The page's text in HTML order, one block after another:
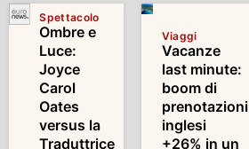
Spettacolo
Ombre e
Luce:
Joyce
Carol
Oates
versus la
Traduttrice
Viaggi
Vacanze
last minute:
boom di
prenotazioni
inglesi
+26% in un